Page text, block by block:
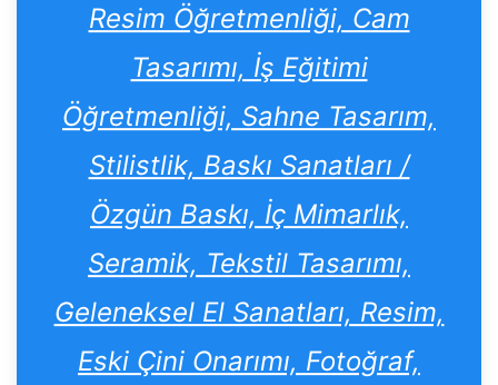
Resim Öğretmenliği, Cam
Tasarımı, İş Eğitimi
Öğretmenliği, Sahne Tasarım,
Stilistlik, Baskı Sanatları /
Özgün Baskı, İç Mimarlık,
Seramik, Tekstil Tasarımı,
Geleneksel El Sanatları, Resim,
Eski Çini Onarımı, Fotoğraf,